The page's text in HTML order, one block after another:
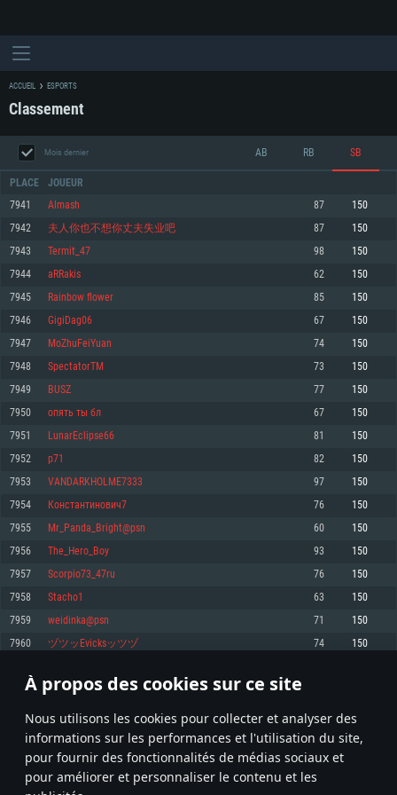
À propos des cookies sur ce site
Nous utilisons les cookies pour collecter et analyser des
informations sur les performances et l'utilisation du site,
pour fournir des fonctionnalités de médias sociaux et
pour améliorer et personnaliser le contenu et les
CONFIGURATION SYSTÈME REQUISE
Minimum
OS: Windows 10 (64 bit)
Processeur: Dual-Core 2.2 GHz
Mémoire: 4 GB
Carte graphique supportant DirectX 11: AMD Radeon 77XX / NVIDIA
GeForce GTX 660. La résolution minimale supportée par le jeu est de 720p
Connection: Connexion Internet à haut débit
Disque dur: 23.1 Go (client minimal)
Recommandée
1060 et plus, Radeon RX 570 et plus.
Disque dur: 75.9 Go (client complet)
Minimum
OS: Mac OS Big Sur 11.0 ou plus récent
Processeur: Core i5, minimum 2.2GHz (Les processeurs Intel Xeon ne sont
pas supportés)
Mémoire: 6 GB
Carte graphique: Intel Iris Pro 5200 (Mac), ou analogue AMD/Nvidia. La
résolution minimale supportée par le jeu est de 720p.
Connection: Connexion Internet à haut débit
Disque dur: 62,2 Go (client minimal)
Recommandée
OS: Mac OS Big Sur 11.0 ou plus récent
Processeur: Core i7 (Les processeurs Intel Xeon ne sont pas supportés)
Mémoire: 8 GB
Carte graphique: Radeon Vega II ou plus avec support de Metal
Disque dur: 62,2 Go (client complet)
Minimum
OS: Les configurations Linux 64 bits les plus modernes
Processeur: Dual-Core 2.4 GHz
Mémoire: 4 GB
Carte graphique: NVIDIA 660 avec les derniers drivers (moins de 6 mois) /
de même pour AMD (La résolution minimale supportée par le jeu est de
720p)
Connection: Connexion Internet à haut débit
Disque dur: 62,2 Go (client minimal)
Recommandée
OS: Ubuntu 20.04 64bit
Processeur: Intel Core i7
Mémoire: 8 GB
Carte graphique: NVIDIA 1060 avec les derniers drivers (moins de 6 mois) /
6 mois et supportant Vulkan
Connection: Connexion Internet à haut débit
Disque dur: 60,2 Go (client complet)
ACCUEIL ESPORTS
Classement
Mois dernier AB RB SB
PLACE JOUEUR
7941 Almash 87 150
7942 夫人你也不想你丈夫失业吧 87 150
7943 Termit_47 98 150
7944 aRRakis 62 150
7945 Rainbow flower 85 150
7946 GigiDag06 67 150
7947 MoZhuFeiYuan 74 150
7948 SpectatorTM 73 150
7949 BUSZ 77 150
7950 опять ты бл 67 150
7951 LunarEclipse66 81 150
7952 p71 82 150
7953 VANDARKHOLME7333 97 150
7954 Константинович7 76 150
7955 Mr_Panda_Bright@psn 60 150
7956 The_Hero_Boy 93 150
7957 Scorpio73_47ru 76 150
7958 Stacho1 63 150
7959 weidinka@psn 71 150
7960 ヅツッEvicksッツヅ 74 150
* Classement mis à jour quotidiennement
397 398 399 498